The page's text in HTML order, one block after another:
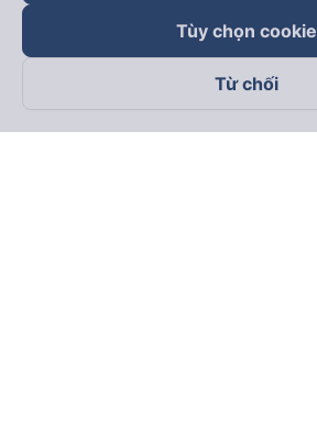
Theo dõi chúng tôi trên
Tùy chọn cookie
Từ chối